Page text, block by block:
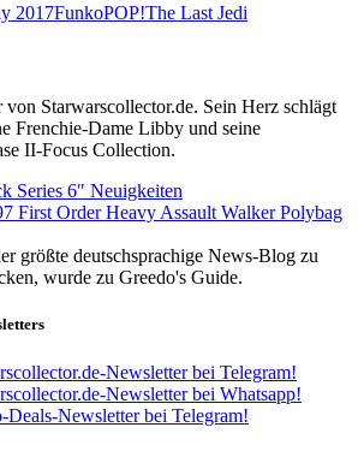
2017FunkoPOP!The Last Jedi
Starwarscollector.de. Sein Herz schlägt
Frenchie-Dame Libby und seine
II-Focus Collection.
Series 6″ Neuigkeiten
First Order Heavy Assault Walker Polybag
größte deutschsprachige News-Blog zu
wurde zu Greedo's Guide.
Newsletter bei Telegram!
Newsletter bei Whatsapp!
Deals-Newsletter bei Telegram!